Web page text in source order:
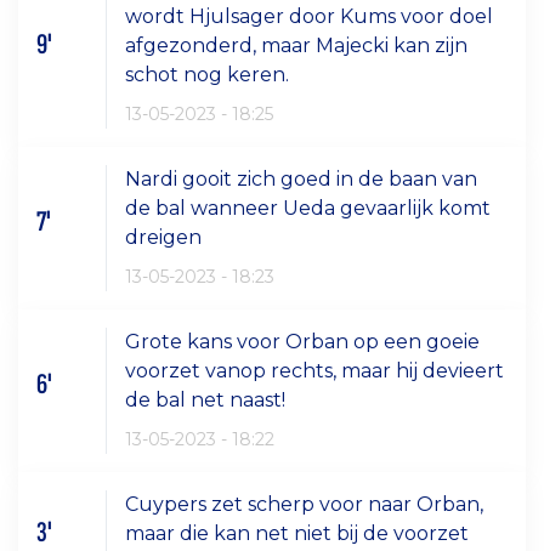
9'
wordt Hjulsager door Kums voor doel
afgezonderd, maar Majecki kan zijn
schot nog keren.
13-05-2023 - 18:25
7'
Nardi gooit zich goed in de baan van
de bal wanneer Ueda gevaarlijk komt
dreigen
13-05-2023 - 18:23
6'
Grote kans voor Orban op een goeie
voorzet vanop rechts, maar hij devieert
de bal net naast!
13-05-2023 - 18:22
3'
Cuypers zet scherp voor naar Orban,
maar die kan net niet bij de voorzet